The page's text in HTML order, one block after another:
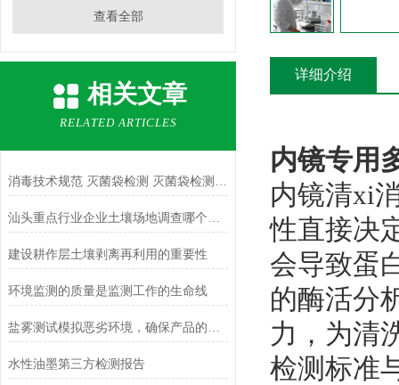
查看全部
相关文章
RELATED ARTICLES
消毒技术规范 灭菌袋检测 灭菌袋检测标准介绍
汕头重点行业企业土壤场地调查哪个部门可以做
建设耕作层土壤剥离再利用的重要性
环境监测的质量是监测工作的生命线
盐雾测试模拟恶劣环境，确保产品的耐腐蚀性能
水性油墨第三方检测报告
详细介绍
内镜专用
内镜清xi
性直接决
会导致蛋
的酶活分
力，为清
检测标准